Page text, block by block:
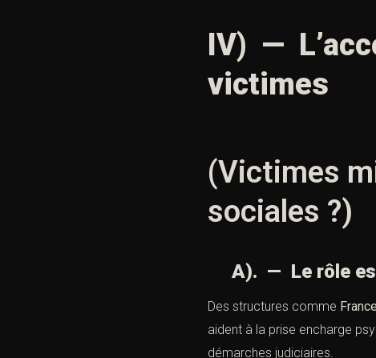
IV) —
victimes
(Victimes
sociales ?)
A). — Le rôle
Des structures comme
aident à la prise encharge
démarches judiciaires.